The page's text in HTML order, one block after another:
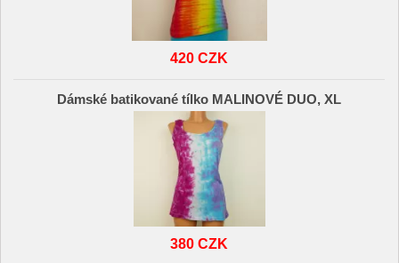
420 CZK
Dámské batikované tílko MALINOVÉ DUO, XL
380 CZK